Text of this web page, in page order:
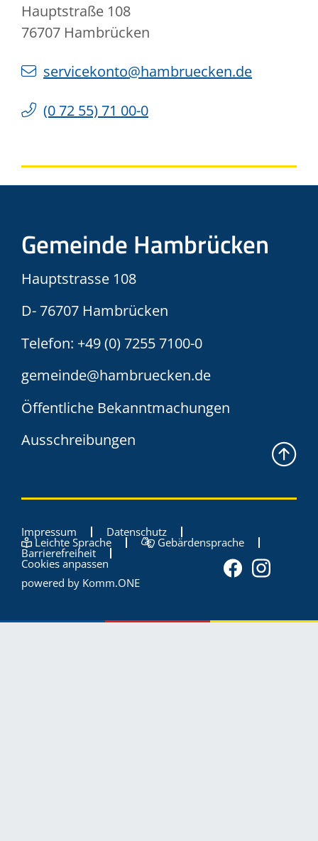
Hauptstraße 108
76707 Hambrücken
servicekonto@hambruecken.de
(072 55) 71 00-0
Gemeinde Hambrücken
Hauptstrasse 108
D- 76707 Hambrücken
Telefon: +49 (0) 7255 7100-0
gemeinde@hambruecken.de
Öffentliche Bekanntmachungen
Ausschreibungen
Impressum Datenschutz
Leichte Sprache Gebärdensprache
Barrierefreiheit
Cookies anpassen
powered by Komm.ONE